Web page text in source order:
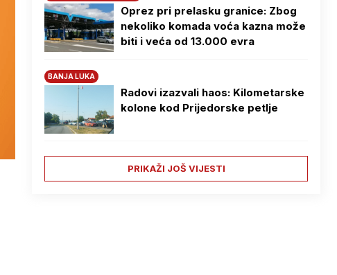
Oprez pri prelasku granice: Zbog
nekoliko komada voća kazna može
biti i veća od 13.000 evra
BANJA LUKA
Radovi izazvali haos: Kilometarske
kolone kod Prijedorske petlje
PRIKAŽI JOŠ VIJESTI